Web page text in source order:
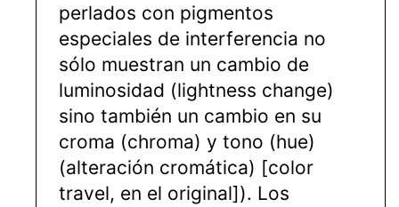
perlados con pigmentos
especiales de interferencia no
sólo muestran un cambio de
luminosidad (lightness change)
sino también un cambio en su
croma (chroma) y tono (hue)
(alteración cromática) [color
travel, en el original]). Los